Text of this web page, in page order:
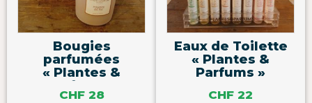
Bougies
parfumées
« Plantes &
Parfums »
CHF28
Eaux de Toilette
« Plantes &
Parfums »
CHF 22